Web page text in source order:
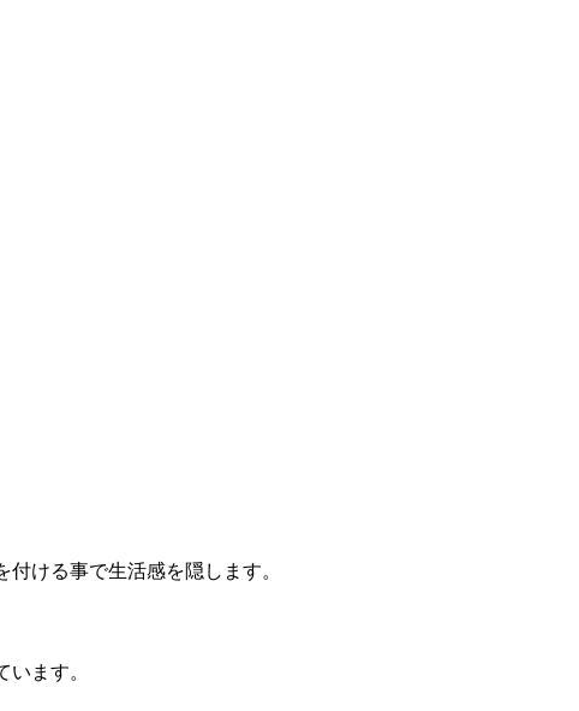
ける事で生活感を隠します。
ます。